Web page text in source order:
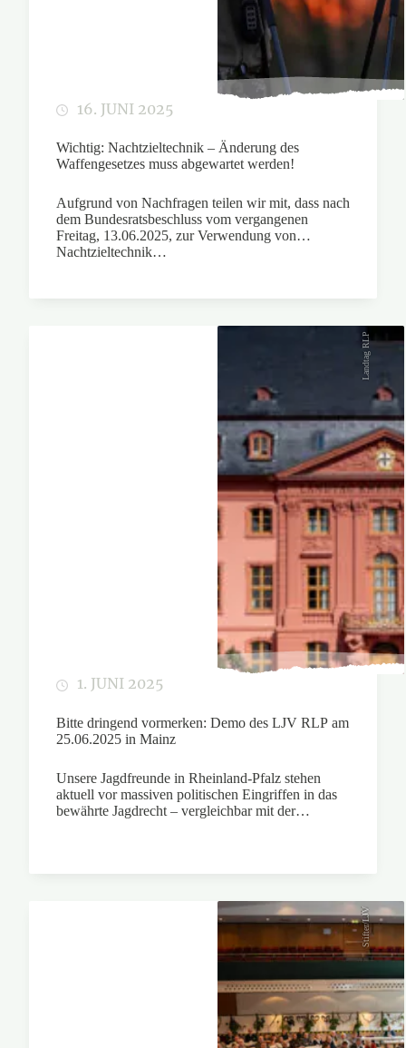
16. JUNI 2025
Wichtig: Nachtzieltechnik – Änderung des
Waffengesetzes muss abgewartet werden!
Aufgrund von Nachfragen teilen wir mit, dass nach
dem Bundesratsbeschluss vom vergangenen
Freitag, 13.06.2025, zur Verwendung von
Nachtzieltechnik…
Landtag RLP
1. JUNI 2025
Bitte dringend vormerken: Demo des LJV RLP am
25.06.2025 in Mainz
Unsere Jagdfreunde in Rheinland-Pfalz stehen
aktuell vor massiven politischen Eingriffen in das
bewährte Jagdrecht – vergleichbar mit der…
Stifter/LJV